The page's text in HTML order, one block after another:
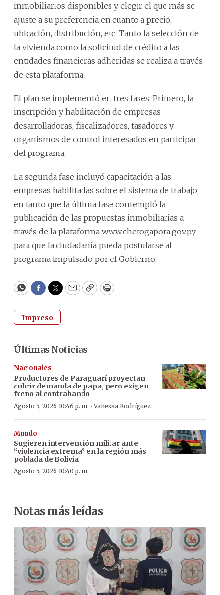
inmobiliarios disponibles y elegir el que más se
ajuste a su preferencia en cuanto a precio,
ubicación, distribución, etc. Tanto la selección de
la vivienda como la solicitud de crédito a las
entidades financieras adheridas se realiza a través
de esta plataforma.
El plan se implementó en tres fases: Primero, la
inscripción y habilitación de empresas
desarrolladoras, fiscalizadores, tasadores y
organismos de control interesados en participar
del programa.
La segunda fase incluyó capacitación a las
empresas habilitadas sobre el sistema de trabajo;
en tanto que la última fase contempló la
publicación de las propuestas inmobiliarias a
través de la plataforma www.cherogapora.gov.py
para que la ciudadanía pueda postularse al
programa impulsado por el Gobierno.
WhatsApp
Facebook
Twitter
EmailCopyPrint
Impreso
Últimas Noticias
Nacionales
Productores de Paraguarí proyectan
cubrir demanda de papa, pero exigen
freno al contrabando
Agosto 5, 2026 10:46 p. m. ·Vanessa Rodríguez
Mundo
Sugieren intervención militar ante
“violencia extrema” en la región más
poblada de Bolivia
Agosto 5, 2026 10:40 p. m.
Notas más leídas